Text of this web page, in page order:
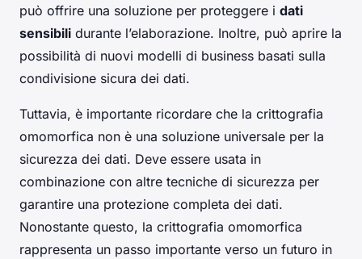
può offrire una soluzione per proteggere i dati
sensibili durante l’elaborazione. Inoltre, può aprire la
possibilità di nuovi modelli di business basati sulla
condivisione sicura dei dati.
Tuttavia, è importante ricordare che la crittografia
omomorfica non è una soluzione universale per la
sicurezza dei dati. Deve essere usata in
combinazione con altre tecniche di sicurezza per
garantire una protezione completa dei dati.
Nonostante questo, la crittografia omomorfica
rappresenta un passo importante verso un futuro in